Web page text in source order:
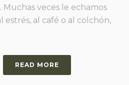
Muchas veces le echamos
estrés, al café o al colchón,
READ MORE